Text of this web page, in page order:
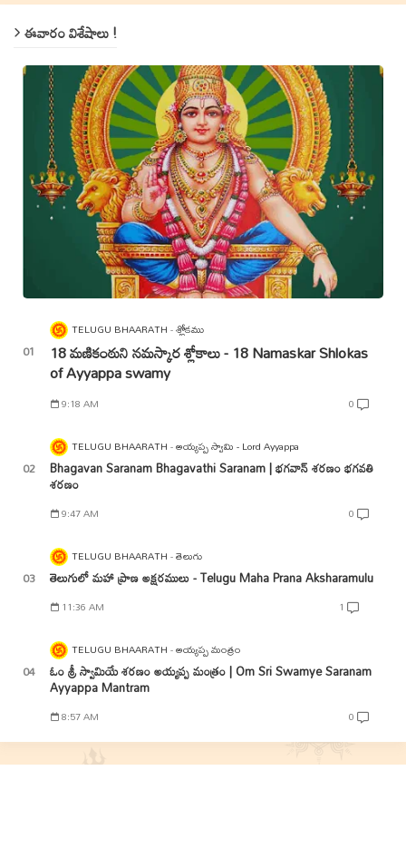
ఈవారం విశేషాలు !
TELUGU BHAARATH శ్లోకము
18 మణికంఠుని నమస్కార శ్లోకాలు - 18 Namaskar Shlokas
of Ayyappa swamy
9:18 AM 0
TELUGU BHAARATH అయ్యప్ప స్వామి - Lord Ayyappa
Bhagavan Saranam Bhagavathi Saranam | భగవాన్ శరణం భగవతి
శరణం
9:47 AM 0
TELUGU BHAARATH తెలుగు
తెలుగులో మహా ప్రాణ అక్షరములు - Telugu Maha Prana Aksharamulu
11:36 AM 1
TELUGU BHAARATH అయ్యప్ప మంత్రం
ఓం శ్రీ స్వామియే శరణం అయ్యప్ప మంత్రం | Om Sri Swamye Saranam
Ayyappa Mantram
8:57 AM 0